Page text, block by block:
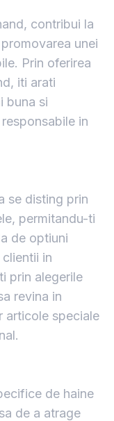
contribui la
unei
Prin oferirea
iti arati
buna si
in
se disting prin
permitandu-ti
de optiuni
in
prin alegerile
revina in
articole speciale
de haine
de a atrage